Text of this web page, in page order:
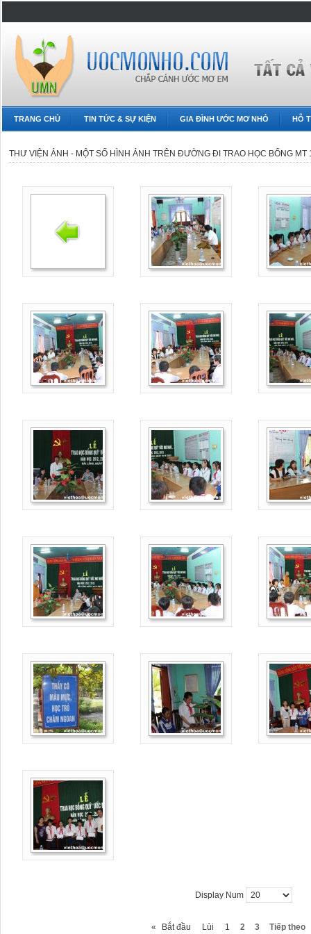
TRANG CHỦ TIN TỨC & SỰ KIỆN GIA ĐÌNH ƯỚC MƠ NHỎ HỖ
THƯ VIỆN ẢNH - MỘT SỐ HÌNH ẢNH TRÊN ĐƯỜNG ĐI TRAO HỌC BỔNG MT
Display Num
« Bắt đầu Lùi 1 2 3 Tiếp theo